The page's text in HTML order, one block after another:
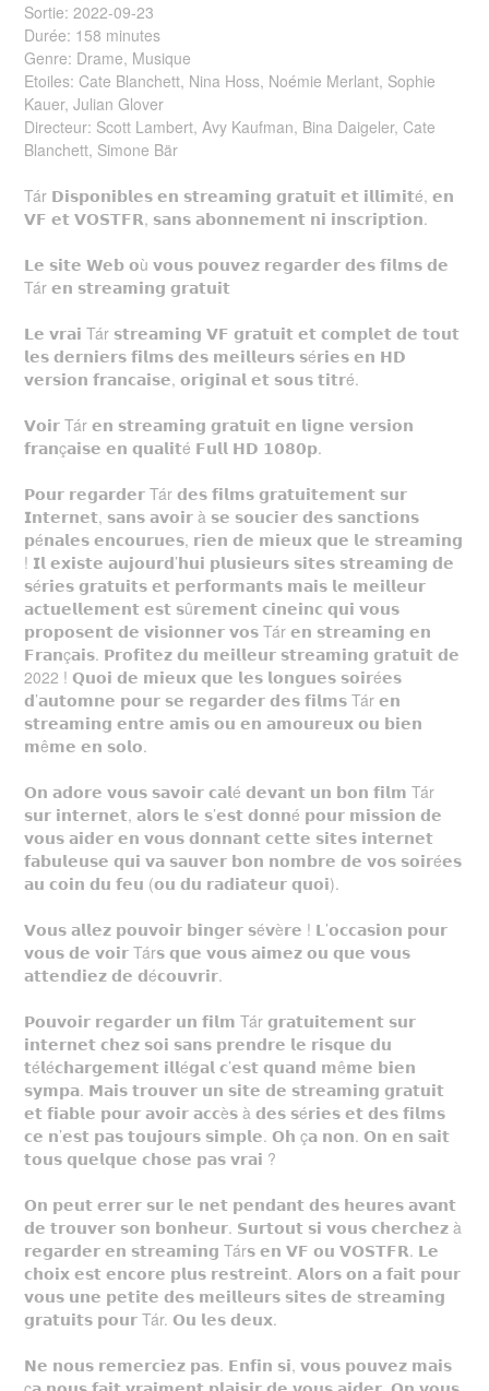
Sortie: 2022-09-23
Durée: 158 minutes
Genre: Drame, Musique
Etoiles: Cate Blanchett, Nina Hoss, Noémie Merlant, Sophie
Kauer, Julian Glover
Directeur: Scott Lambert, Avy Kaufman, Bina Daigeler, Cate
Blanchett, Simone Bär
Tár 𝗗𝗶𝘀𝗽𝗼𝗻𝗶𝗯𝗹𝗲𝘀 𝗲𝗻 𝘀𝘁𝗿𝗲𝗮𝗺𝗶𝗻𝗴 𝗴𝗿𝗮𝘁𝘂𝗶𝘁 𝗲𝘁 𝗶𝗹𝗹𝗶𝗺𝗶𝘁é, 𝗲𝗻
𝗩𝗙 𝗲𝘁 𝗩𝗢𝗦𝗧𝗙𝗥, 𝘀𝗮𝗻𝘀 𝗮𝗯𝗼𝗻𝗻𝗲𝗺𝗲𝗻𝘁 𝗻𝗶 𝗶𝗻𝘀𝗰𝗿𝗶𝗽𝘁𝗶𝗼𝗻.
𝗟𝗲 𝘀𝗶𝘁𝗲 𝗪𝗲𝗯 𝗼ù 𝘃𝗼𝘂𝘀 𝗽𝗼𝘂𝘃𝗲𝘇 𝗿𝗲𝗴𝗮𝗿𝗱𝗲𝗿 𝗱𝗲𝘀 𝗳𝗶𝗹𝗺𝘀 𝗱𝗲
Tár 𝗲𝗻 𝘀𝘁𝗿𝗲𝗮𝗺𝗶𝗻𝗴 𝗴𝗿𝗮𝘁𝘂𝗶𝘁
𝗟𝗲 𝘃𝗿𝗮𝗶 Tár 𝘀𝘁𝗿𝗲𝗮𝗺𝗶𝗻𝗴 𝗩𝗙 𝗴𝗿𝗮𝘁𝘂𝗶𝘁 𝗲𝘁 𝗰𝗼𝗺𝗽𝗹𝗲𝘁 𝗱𝗲 𝘁𝗼𝘂𝘁
𝗹𝗲𝘀 𝗱𝗲𝗿𝗻𝗶𝗲𝗿𝘀 𝗳𝗶𝗹𝗺𝘀 𝗱𝗲𝘀 𝗺𝗲𝗶𝗹𝗹𝗲𝘂𝗿𝘀 𝘀é𝗿𝗶𝗲𝘀 𝗲𝗻 𝗛𝗗
𝘃𝗲𝗿𝘀𝗶𝗼𝗻 𝗳𝗿𝗮𝗻𝗰𝗮𝗶𝘀𝗲, 𝗼𝗿𝗶𝗴𝗶𝗻𝗮𝗹 𝗲𝘁 𝘀𝗼𝘂𝘀 𝘁𝗶𝘁𝗿é.
𝗩𝗼𝗶𝗿 Tár 𝗲𝗻 𝘀𝘁𝗿𝗲𝗮𝗺𝗶𝗻𝗴 𝗴𝗿𝗮𝘁𝘂𝗶𝘁 𝗲𝗻 𝗹𝗶𝗴𝗻𝗲 𝘃𝗲𝗿𝘀𝗶𝗼𝗻
𝗳𝗿𝗮𝗻ç𝗮𝗶𝘀𝗲 𝗲𝗻 𝗾𝘂𝗮𝗹𝗶𝘁é 𝗙𝘂𝗹𝗹 𝗛𝗗 𝟭𝟬𝟴𝟬𝗽.
𝗣𝗼𝘂𝗿 𝗿𝗲𝗴𝗮𝗿𝗱𝗲𝗿 Tár 𝗱𝗲𝘀 𝗳𝗶𝗹𝗺𝘀 𝗴𝗿𝗮𝘁𝘂𝗶𝘁𝗲𝗺𝗲𝗻𝘁 𝘀𝘂𝗿
𝗜𝗻𝘁𝗲𝗿𝗻𝗲𝘁, 𝘀𝗮𝗻𝘀 𝗮𝘃𝗼𝗶𝗿 à 𝘀𝗲 𝘀𝗼𝘂𝗰𝗶𝗲𝗿 𝗱𝗲𝘀 𝘀𝗮𝗻𝗰𝘁𝗶𝗼𝗻𝘀
𝗽é𝗻𝗮𝗹𝗲𝘀 𝗲𝗻𝗰𝗼𝘂𝗿𝘂𝗲𝘀, 𝗿𝗶𝗲𝗻 𝗱𝗲 𝗺𝗶𝗲𝘂𝘅 𝗾𝘂𝗲 𝗹𝗲 𝘀𝘁𝗿𝗲𝗮𝗺𝗶𝗻𝗴
! 𝗜𝗹 𝗲𝘅𝗶𝘀𝘁𝗲 𝗮𝘂𝗷𝗼𝘂𝗿𝗱’𝗵𝘂𝗶 𝗽𝗹𝘂𝘀𝗶𝗲𝘂𝗿𝘀 𝘀𝗶𝘁𝗲𝘀 𝘀𝘁𝗿𝗲𝗮𝗺𝗶𝗻𝗴 𝗱𝗲
𝘀é𝗿𝗶𝗲𝘀 𝗴𝗿𝗮𝘁𝘂𝗶𝘁𝘀 𝗲𝘁 𝗽𝗲𝗿𝗳𝗼𝗿𝗺𝗮𝗻𝘁𝘀 𝗺𝗮𝗶𝘀 𝗹𝗲 𝗺𝗲𝗶𝗹𝗹𝗲𝘂𝗿
𝗮𝗰𝘁𝘂𝗲𝗹𝗹𝗲𝗺𝗲𝗻𝘁 𝗲𝘀𝘁 𝘀û𝗿𝗲𝗺𝗲𝗻𝘁 𝗰𝗶𝗻𝗲𝗶𝗻𝗰 𝗾𝘂𝗶 𝘃𝗼𝘂𝘀
𝗽𝗿𝗼𝗽𝗼𝘀𝗲𝗻𝘁 𝗱𝗲 𝘃𝗶𝘀𝗶𝗼𝗻𝗻𝗲𝗿 𝘃𝗼𝘀 Tár 𝗲𝗻 𝘀𝘁𝗿𝗲𝗮𝗺𝗶𝗻𝗴 𝗲𝗻
𝗙𝗿𝗮𝗻ç𝗮𝗶𝘀. 𝗣𝗿𝗼𝗳𝗶𝘁𝗲𝘇 𝗱𝘂 𝗺𝗲𝗶𝗹𝗹𝗲𝘂𝗿 𝘀𝘁𝗿𝗲𝗮𝗺𝗶𝗻𝗴 𝗴𝗿𝗮𝘁𝘂𝗶𝘁 𝗱𝗲
2022 ! 𝗤𝘂𝗼𝗶 𝗱𝗲 𝗺𝗶𝗲𝘂𝘅 𝗾𝘂𝗲 𝗹𝗲𝘀 𝗹𝗼𝗻𝗴𝘂𝗲𝘀 𝘀𝗼𝗶𝗿é𝗲𝘀
𝗱’𝗮𝘂𝘁𝗼𝗺𝗻𝗲 𝗽𝗼𝘂𝗿 𝘀𝗲 𝗿𝗲𝗴𝗮𝗿𝗱𝗲𝗿 𝗱𝗲𝘀 𝗳𝗶𝗹𝗺𝘀 Tár 𝗲𝗻
𝘀𝘁𝗿𝗲𝗮𝗺𝗶𝗻𝗴 𝗲𝗻𝘁𝗿𝗲 𝗮𝗺𝗶𝘀 𝗼𝘂 𝗲𝗻 𝗮𝗺𝗼𝘂𝗿𝗲𝘂𝘅 𝗼𝘂 𝗯𝗶𝗲𝗻
𝗺ê𝗺𝗲 𝗲𝗻 𝘀𝗼𝗹𝗼.
𝗢𝗻 𝗮𝗱𝗼𝗿𝗲 𝘃𝗼𝘂𝘀 𝘀𝗮𝘃𝗼𝗶𝗿 𝗰𝗮𝗹é 𝗱𝗲𝘃𝗮𝗻𝘁 𝘂𝗻 𝗯𝗼𝗻 𝗳𝗶𝗹𝗺 Tár
𝘀𝘂𝗿 𝗶𝗻𝘁𝗲𝗿𝗻𝗲𝘁, 𝗮𝗹𝗼𝗿𝘀 𝗹𝗲 𝘀’𝗲𝘀𝘁 𝗱𝗼𝗻𝗻é 𝗽𝗼𝘂𝗿 𝗺𝗶𝘀𝘀𝗶𝗼𝗻 𝗱𝗲
𝘃𝗼𝘂𝘀 𝗮𝗶𝗱𝗲𝗿 𝗲𝗻 𝘃𝗼𝘂𝘀 𝗱𝗼𝗻𝗻𝗮𝗻𝘁 𝗰𝗲𝘁𝘁𝗲 𝘀𝗶𝘁𝗲𝘀 𝗶𝗻𝘁𝗲𝗿𝗻𝗲𝘁
𝗳𝗮𝗯𝘂𝗹𝗲𝘂𝘀𝗲 𝗾𝘂𝗶 𝘃𝗮 𝘀𝗮𝘂𝘃𝗲𝗿 𝗯𝗼𝗻 𝗻𝗼𝗺𝗯𝗿𝗲 𝗱𝗲 𝘃𝗼𝘀 𝘀𝗼𝗶𝗿é𝗲𝘀
𝗮𝘂 𝗰𝗼𝗶𝗻 𝗱𝘂 𝗳𝗲𝘂 (𝗼𝘂 𝗱𝘂 𝗿𝗮𝗱𝗶𝗮𝘁𝗲𝘂𝗿 𝗾𝘂𝗼𝗶).
𝗩𝗼𝘂𝘀 𝗮𝗹𝗹𝗲𝘇 𝗽𝗼𝘂𝘃𝗼𝗶𝗿 𝗯𝗶𝗻𝗴𝗲𝗿 𝘀é𝘃è𝗿𝗲 ! 𝗟’𝗼𝗰𝗰𝗮𝘀𝗶𝗼𝗻 𝗽𝗼𝘂𝗿
𝘃𝗼𝘂𝘀 𝗱𝗲 𝘃𝗼𝗶𝗿 Tár𝘀 𝗾𝘂𝗲 𝘃𝗼𝘂𝘀 𝗮𝗶𝗺𝗲𝘇 𝗼𝘂 𝗾𝘂𝗲 𝘃𝗼𝘂𝘀
𝗮𝘁𝘁𝗲𝗻𝗱𝗶𝗲𝘇 𝗱𝗲 𝗱é𝗰𝗼𝘂𝘃𝗿𝗶𝗿.
𝗣𝗼𝘂𝘃𝗼𝗶𝗿 𝗿𝗲𝗴𝗮𝗿𝗱𝗲𝗿 𝘂𝗻 𝗳𝗶𝗹𝗺 Tár 𝗴𝗿𝗮𝘁𝘂𝗶𝘁𝗲𝗺𝗲𝗻𝘁 𝘀𝘂𝗿
𝗶𝗻𝘁𝗲𝗿𝗻𝗲𝘁 𝗰𝗵𝗲𝘇 𝘀𝗼𝗶 𝘀𝗮𝗻𝘀 𝗽𝗿𝗲𝗻𝗱𝗿𝗲 𝗹𝗲 𝗿𝗶𝘀𝗾𝘂𝗲 𝗱𝘂
𝘁é𝗹é𝗰𝗵𝗮𝗿𝗴𝗲𝗺𝗲𝗻𝘁 𝗶𝗹𝗹é𝗴𝗮𝗹 𝗰’𝗲𝘀𝘁 𝗾𝘂𝗮𝗻𝗱 𝗺ê𝗺𝗲 𝗯𝗶𝗲𝗻
𝘀𝘆𝗺𝗽𝗮. 𝗠𝗮𝗶𝘀 𝘁𝗿𝗼𝘂𝘃𝗲𝗿 𝘂𝗻 𝘀𝗶𝘁𝗲 𝗱𝗲 𝘀𝘁𝗿𝗲𝗮𝗺𝗶𝗻𝗴 𝗴𝗿𝗮𝘁𝘂𝗶𝘁
𝗲𝘁 𝗳𝗶𝗮𝗯𝗹𝗲 𝗽𝗼𝘂𝗿 𝗮𝘃𝗼𝗶𝗿 𝗮𝗰𝗰è𝘀 à 𝗱𝗲𝘀 𝘀é𝗿𝗶𝗲𝘀 𝗲𝘁 𝗱𝗲𝘀 𝗳𝗶𝗹𝗺𝘀
𝗰𝗲 𝗻’𝗲𝘀𝘁 𝗽𝗮𝘀 𝘁𝗼𝘂𝗷𝗼𝘂𝗿𝘀 𝘀𝗶𝗺𝗽𝗹𝗲. 𝗢𝗵 ç𝗮 𝗻𝗼𝗻. 𝗢𝗻 𝗲𝗻 𝘀𝗮𝗶𝘁
𝘁𝗼𝘂𝘀 𝗾𝘂𝗲𝗹𝗾𝘂𝗲 𝗰𝗵𝗼𝘀𝗲 𝗽𝗮𝘀 𝘃𝗿𝗮𝗶 ?
𝗢𝗻 𝗽𝗲𝘂𝘁 𝗲𝗿𝗿𝗲𝗿 𝘀𝘂𝗿 𝗹𝗲 𝗻𝗲𝘁 𝗽𝗲𝗻𝗱𝗮𝗻𝘁 𝗱𝗲𝘀 𝗵𝗲𝘂𝗿𝗲𝘀 𝗮𝘃𝗮𝗻𝘁
𝗱𝗲 𝘁𝗿𝗼𝘂𝘃𝗲𝗿 𝘀𝗼𝗻 𝗯𝗼𝗻𝗵𝗲𝘂𝗿. 𝗦𝘂𝗿𝘁𝗼𝘂𝘁 𝘀𝗶 𝘃𝗼𝘂𝘀 𝗰𝗵𝗲𝗿𝗰𝗵𝗲𝘇 à
𝗿𝗲𝗴𝗮𝗿𝗱𝗲𝗿 𝗲𝗻 𝘀𝘁𝗿𝗲𝗮𝗺𝗶𝗻𝗴 Tár𝘀 𝗲𝗻 𝗩𝗙 𝗼𝘂 𝗩𝗢𝗦𝗧𝗙𝗥. 𝗟𝗲
𝗰𝗵𝗼𝗶𝘅 𝗲𝘀𝘁 𝗲𝗻𝗰𝗼𝗿𝗲 𝗽𝗹𝘂𝘀 𝗿𝗲𝘀𝘁𝗿𝗲𝗶𝗻𝘁. 𝗔𝗹𝗼𝗿𝘀 𝗼𝗻 𝗮 𝗳𝗮𝗶𝘁 𝗽𝗼𝘂𝗿
𝘃𝗼𝘂𝘀 𝘂𝗻𝗲 𝗽𝗲𝘁𝗶𝘁𝗲 𝗱𝗲𝘀 𝗺𝗲𝗶𝗹𝗹𝗲𝘂𝗿𝘀 𝘀𝗶𝘁𝗲𝘀 𝗱𝗲 𝘀𝘁𝗿𝗲𝗮𝗺𝗶𝗻𝗴
𝗴𝗿𝗮𝘁𝘂𝗶𝘁𝘀 𝗽𝗼𝘂𝗿 Tár. 𝗢𝘂 𝗹𝗲𝘀 𝗱𝗲𝘂𝘅.
𝗡𝗲 𝗻𝗼𝘂𝘀 𝗿𝗲𝗺𝗲𝗿𝗰𝗶𝗲𝘇 𝗽𝗮𝘀. 𝗘𝗻𝗳𝗶𝗻 𝘀𝗶, 𝘃𝗼𝘂𝘀 𝗽𝗼𝘂𝘃𝗲𝘇 𝗺𝗮𝗶𝘀